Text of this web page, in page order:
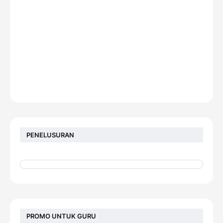
PENELUSURAN
PROMO UNTUK GURU